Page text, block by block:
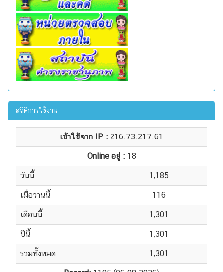
สถิติการใช้งาน
เข้าใช้จาก IP : 216.73.217.61
Online อยู่ : 18
วันนี้ 1,185
เมื่อวานนี้ 116
เดือนนี้ 1,301
ปีนี้ 1,301
รวมทั้งหมด 1,301